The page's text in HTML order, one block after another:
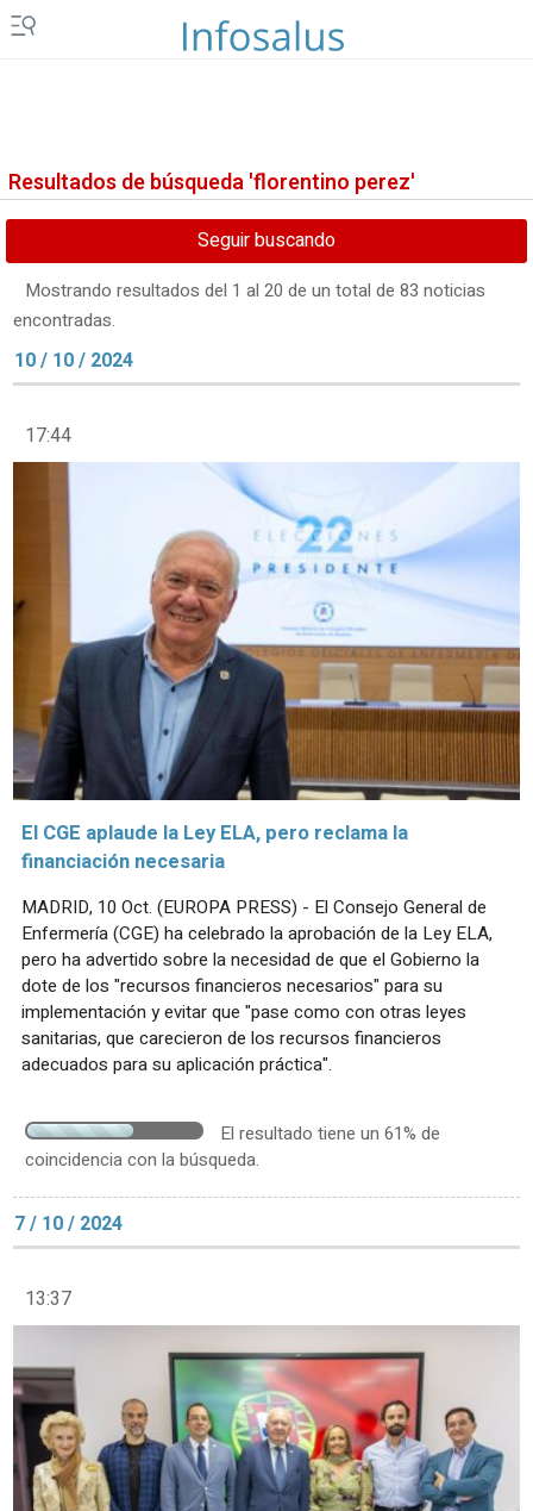
Resultados de búsqueda 'florentino perez'
Seguir buscando
Mostrando resultados del 1 al 20 de un total de 83 noticias
encontradas.
10 / 10 / 2024
17:44
El CGE aplaude la Ley ELA, pero reclama la
financiación necesaria
MADRID, 10 Oct. (EUROPA PRESS) - El Consejo General de
Enfermería (CGE) ha celebrado la aprobación de la Ley ELA,
pero ha advertido sobre la necesidad de que el Gobierno la
dote de los "recursos financieros necesarios" para su
implementación y evitar que "pase como con otras leyes
sanitarias, que carecieron de los recursos financieros
adecuados para su aplicación práctica".
El resultado tiene un 61% de
coincidencia con la búsqueda.
7 / 10 / 2024
13:37